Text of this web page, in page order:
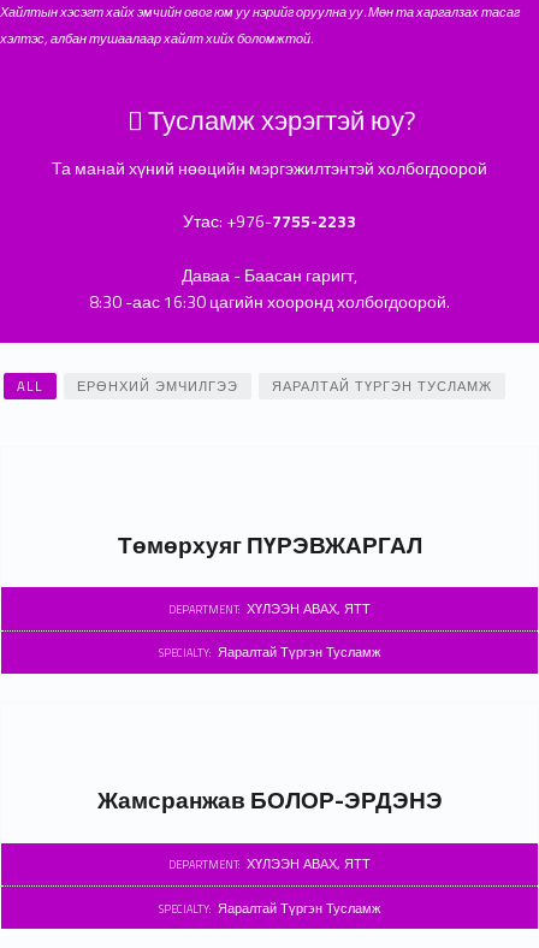
Хайлтын хэсэгт хайх эмчийн овог юм уу нэрийг оруулна уу. Мөн та харгалзах тасаг
хэлтэс, албан тушаалаар хайлт хийх боломжтой.
Тусламж хэрэгтэй юу?
Та манай хүний нөөцийн мэргэжилтэнтэй холбогдоорой
Утас: +976-7755-2233
Даваа - Баасан гаригт,
8:30 -аас 16:30 цагийн хооронд холбогдоорой.
ALL ЕРӨНХИЙ ЭМЧИЛГЭЭ ЯАРАЛТАЙ ТҮРГЭН ТУСЛАМЖ
Төмөрхуяг ПҮРЭВЖАРГАЛ
DEPARTMENT: ХҮЛЭЭН АВАХ, ЯТТ
SPECIALTY: Яаралтай Түргэн Тусламж
Жамсранжав БОЛОР-ЭРДЭНЭ
DEPARTMENT: ХҮЛЭЭН АВАХ, ЯТТ
SPECIALTY: Яаралтай Түргэн Тусламж